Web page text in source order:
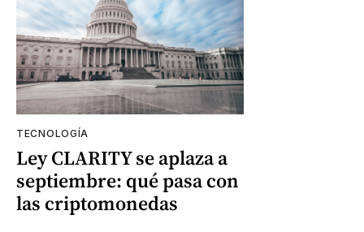
TECNOLOGÍA
Ley CLARITY se aplaza a
septiembre: qué pasa con
las criptomonedas